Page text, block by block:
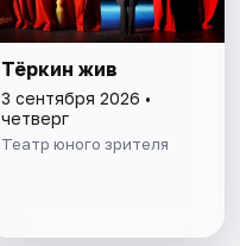
Тёркин жив
3 сентября 2026 •
четверг
Театр юного зрителя